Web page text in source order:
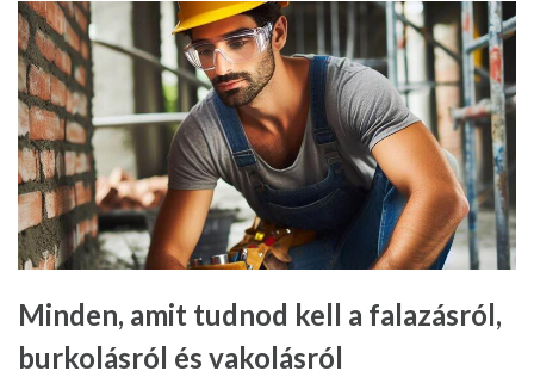
Minden, amit tudnod kell a falazásról,
burkolásról és vakolásról